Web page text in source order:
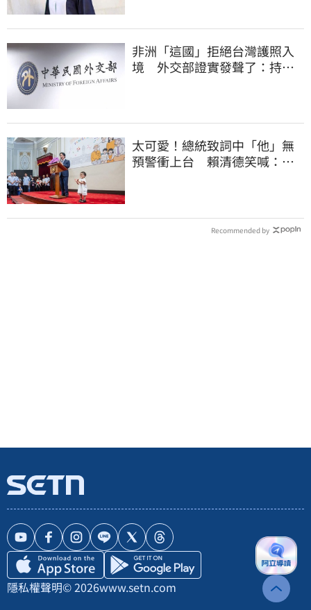
非洲「這國」拒絕台灣護照入
境 外交部證實發聲了：持續
太可愛！總統致詞中「他」無
預警衝上台 賴清德笑喊：卸
Recommended by
隱私權聲明© 2026www.setn.com